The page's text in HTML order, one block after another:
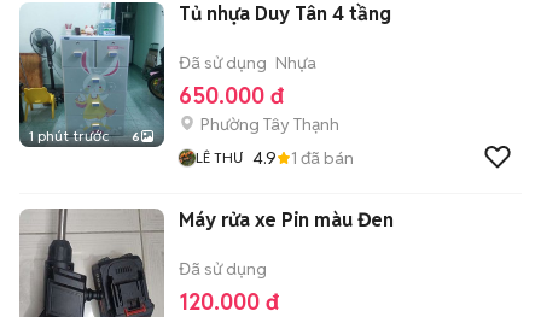
1 phút trước 6
Tủ nhựa Duy Tân 4 tầng
Đã sử dụng Nhựa
650.000 đ
Phường Tây Thạnh
LÊ THƯ 4.9 1 đã bán
Máy rửa xe Pin màu Đen
Đã sử dụng
120.000 đ